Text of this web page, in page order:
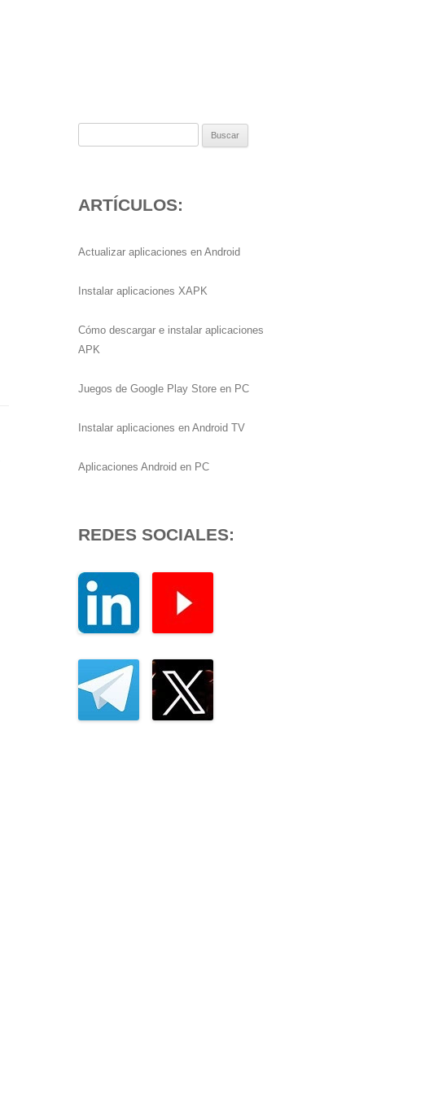
ARTÍCULOS:
Actualizar aplicaciones en Android
Instalar aplicaciones XAPK
Cómo descargar e instalar aplicaciones
APK
Juegos de Google Play Store en PC
Instalar aplicaciones en Android TV
Aplicaciones Android en PC
REDES SOCIALES: